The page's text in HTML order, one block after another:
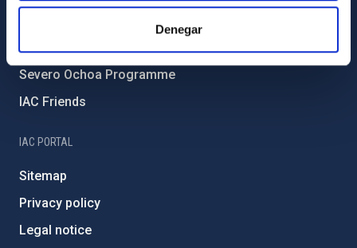
Denegar
External funding
Severo Ochoa Programme
IAC Friends
IAC PORTAL
Sitemap
Privacy policy
Legal notice